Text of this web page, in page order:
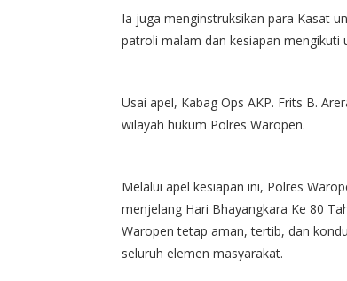
Ia juga menginstruksikan para Kasat
patroli malam dan kesiapan mengikuti
Usai apel, Kabag Ops AKP. Frits B.
wilayah hukum Polres Waropen.
Melalui apel kesiapan ini, Polres
menjelang Hari Bhayangkara Ke 80
Waropen tetap aman, tertib, dan
seluruh elemen masyarakat.